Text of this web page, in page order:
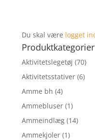
Du skal være logget
Produktkategorier
Aktivitetslegetøj (70)
Aktivitetsstativer (6)
Amme bh (4)
Ammebluser (1)
Ammeindlæg (14)
Ammekjoler (1)